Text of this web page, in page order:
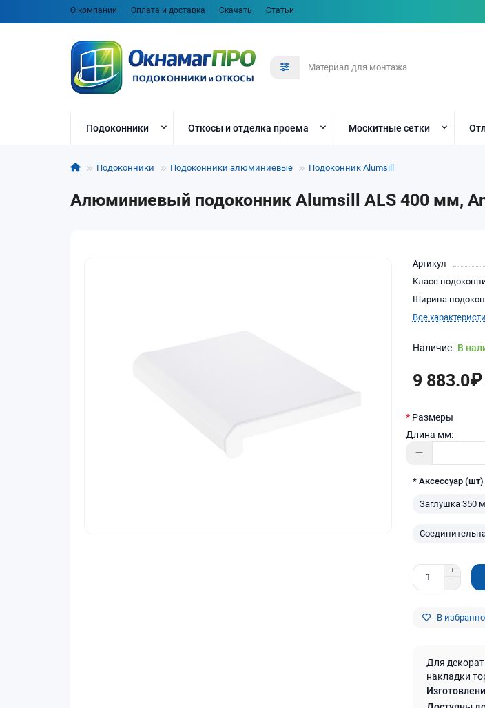
О компании Оплата и доставка Скачать Статьи
Подоконники Откосы и отделка проема Москитные сетки
Подоконники Подоконники алюминиевые Подоконник Alumsill
Алюминиевый подоконник Alumsill ALS 400 мм,
Артикул
Класс
Ширина
Все
В
9 883.0₽
Размеры
Длина мм:
* Аксессуар (шт)
Заглушка 350
В
Для
накладки